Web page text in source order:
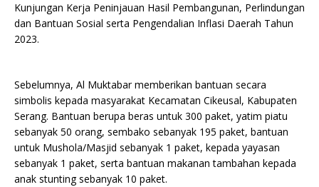
Kunjungan Kerja Peninjauan Hasil Pembangunan, Perlindungan
dan Bantuan Sosial serta Pengendalian Inflasi Daerah Tahun
2023.
Sebelumnya, Al Muktabar memberikan bantuan secara
simbolis kepada masyarakat Kecamatan Cikeusal, Kabupaten
Serang. Bantuan berupa beras untuk 300 paket, yatim piatu
sebanyak 50 orang, sembako sebanyak 195 paket, bantuan
untuk Mushola/Masjid sebanyak 1 paket, kepada yayasan
sebanyak 1 paket, serta bantuan makanan tambahan kepada
anak stunting sebanyak 10 paket.